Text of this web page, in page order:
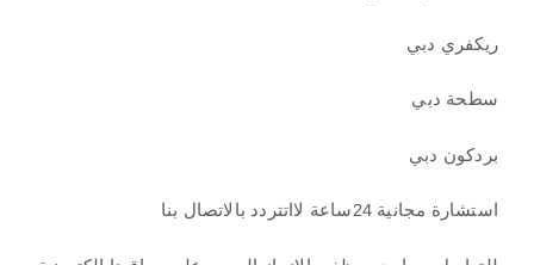
ريكفري دبي
سطحة دبي
بردكون دبي
استشارة مجانية 24ساعة لااتتردد بالاتصال بنا